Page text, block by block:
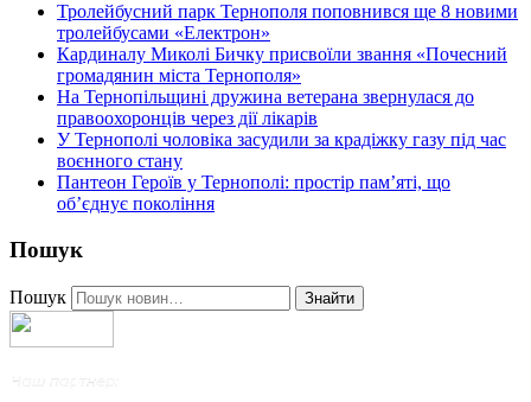
Тролейбусний парк Тернополя поповнився ще 8 новими
тролейбусами «Електрон»
Кардиналу Миколі Бичку присвоїли звання «Почесний
громадянин міста Тернополя»
На Тернопільщині дружина ветерана звернулася до
правоохоронців через дії лікарів
У Тернополі чоловіка засудили за крадіжку газу під час
воєнного стану
Пантеон Героїв у Тернополі: простір пам’яті, що
об’єднує покоління
Пошук
Пошук Знайти